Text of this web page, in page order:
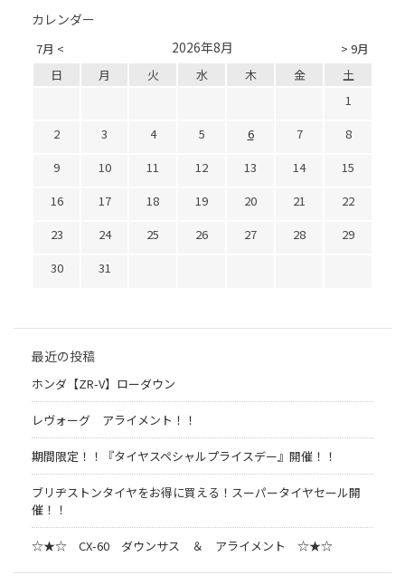
カレンダー
7月 < > 9月
2026年8月
日 月 火 水 木 金
土
1
2
3 4 5 6 7
8
9
10 11 12 13 14
15
16
17 18 19 20 21
22
23
24 25 26 27 28
29
30
31
最近の投稿
ホンダ【ZR-V】ローダウン
レヴォーグ アライメント！！
期間限定！！『タイヤスペシャルプライスデー』開催！！
ブリヂストンタイヤをお得に買える！スーパータイヤセール開
催！！
☆★☆ CX-60 ダウンサス ＆ アライメント ☆★☆